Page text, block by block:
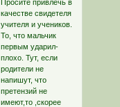
Просите привлечь в
качестве свидетеля
учителя и учеников.
То, что мальчик
первым ударил-
плохо. Тут, если
родители не
напишут, что
претензий не
имеют,то ,скорее